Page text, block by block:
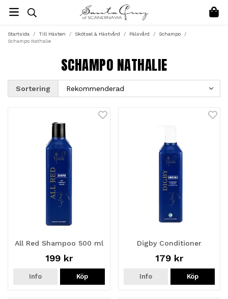
Startsida / Till Hästen / Skötsel & Hästvård / Pälsvård / Schampo
/
Schampo Nathalie
SCHAMPO NATHALIE
Sortering
All Red Shampoo 500 ml
199 kr
Info Köp
Digby Conditioner
179 kr
Info Köp